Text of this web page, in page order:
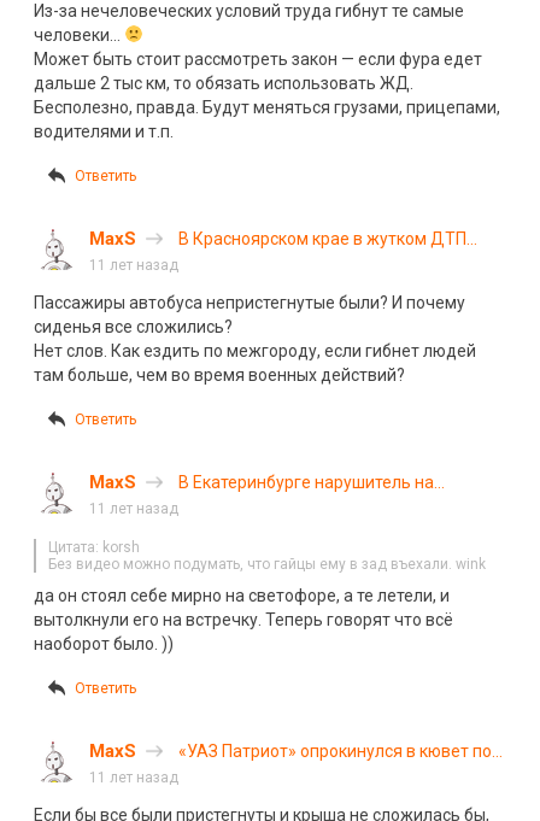
Из-за нечеловеческих условий труда гибнут те самые
человеки…
Может быть стоит рассмотреть закон — если фура едет
дальше 2 тыс км, то обязать использовать ЖД.
Бесполезно, правда. Будут меняться грузами, прицепами,
водителями и т.п.
Ответить
MaxS
В Красноярском крае в жутком ДТП
11 лет назад
Пассажиры автобуса непристегнутые были? И почему
сиденья все сложились?
Нет слов. Как ездить по межгороду, если гибнет людей
там больше, чем во время военных действий?
Ответить
MaxS
В Екатеринбурге нарушитель на
11 лет назад
Цитата: korsh
Без видео можно подумать, что гайцы ему в зад въехали. wink
да он стоял себе мирно на светофоре, а те летели, и
вытолкнули его на встречку. Теперь говорят что всё
наоборот было. ))
Ответить
MaxS
«УАЗ Патриот» опрокинулся в кювет под
11 лет назад
Если бы все были пристегнуты и крыша не сложилась бы,